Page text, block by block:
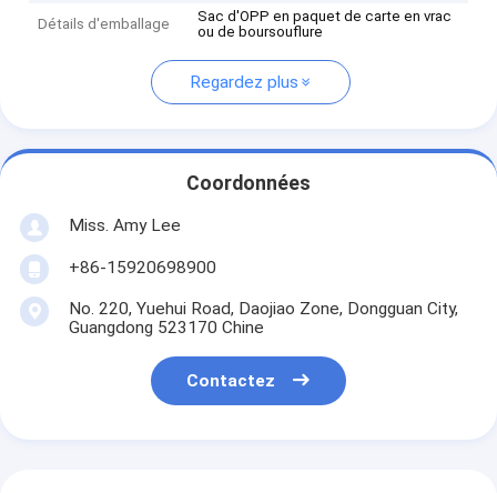
Détails d'emballage
Sac d'OPP en paquet de carte en vrac
ou de boursouflure
Regardez plus
Coordonnées
Miss. Amy Lee
+86-15920698900
No. 220, Yuehui Road, Daojiao Zone, Dongguan City,
Guangdong 523170 Chine
Contactez